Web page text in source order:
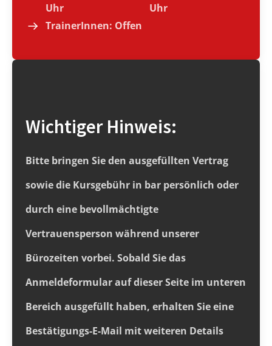
Uhr
Uhr
TrainerInnen: Offen
Wichtiger Hinweis:
Bitte bringen Sie den ausgefüllten Vertrag
sowie die Kursgebühr in bar persönlich oder
durch eine bevollmächtigte
Vertrauensperson während unserer
Bürozeiten vorbei. Sobald Sie das
Anmeldeformular auf dieser Seite im unteren
Bereich ausgefüllt haben, erhalten Sie eine
Bestätigungs-E-Mail mit weiteren Details